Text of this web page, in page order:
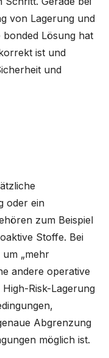
von Lagerung und
bonded Lösung hat
ist und
und
oder ein
zum Beispiel
Stoffe. Bei
„mehr
andere operative
Risk-Lagerung
Abgrenzung
möglich ist.